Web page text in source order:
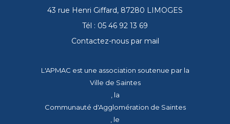
43 rue Henri Giffard, 87280 LIMOGES
Tél : 05 46 92 13 69
Contactez-nous par mail
L'APMAC est une association soutenue par la
Ville de Saintes
, la
Communauté d'Agglomération de Saintes
, le